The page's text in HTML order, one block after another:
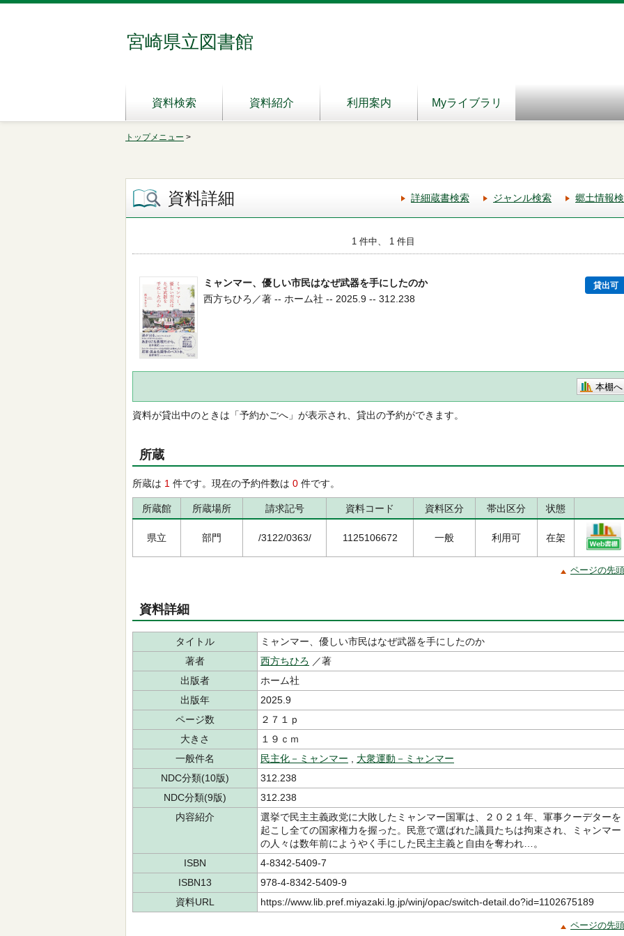
宮崎県立図書館
資料検索 資料紹介 利用案内 Myライブラリ
トップメニュー >
資料詳細 詳細蔵書検索 ジャンル検索 郷土情報
1 件中、 1 件目
ミャンマー、優しい市民はなぜ武器を手にしたのか 貸出可
西方ちひろ／著 -- ホーム社 -- 2025.9 -- 312.238
本棚へ
資料が貸出中のときは「予約かごへ」が表示され、貸出の予約ができます。
所蔵
所蔵は 1 件です。現在の予約件数は 0 件です。
所蔵館 所蔵場所 請求記号 資料コード 資料区分 帯出区分 状態
県立 部門 /3122/0363/ 1125106672 一般 利用可 在架
ページの先
資料詳細
タイトル
ミャンマー、優しい市民はなぜ武器を手にしたのか
著者
西方ちひろ ／著
出版者
ホーム社
出版年
2025.9
ページ数
２７１ｐ
大きさ
１９ｃｍ
一般件名
民主化－ミャンマー
大衆運動－ミャンマー
NDC分類(10版)
312.238
NDC分類(9版)
312.238
内容紹介
選挙で民主主義政党に大敗したミャンマー国軍は、２０２１年、軍事クーデターを
起こし全ての国家権力を握った。民意で選ばれた議員たちは拘束され、ミャンマー
の人々は数年前にようやく手にした民主主義と自由を奪われ…。
ISBN
4-8342-5409-7
ISBN13
978-4-8342-5409-9
資料URL
https://www.lib.pref.miyazaki.lg.jp/winj/opac/switch-detail.do?id=1102675189
ページの先